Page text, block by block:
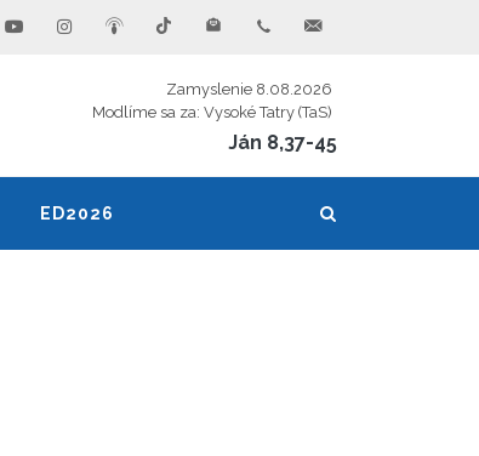
Zamyslenie 8.08.2026
Modlíme sa za: Vysoké Tatry (TaS)
Ján 8,37-45
ED2026